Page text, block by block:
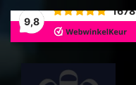
9,8
1678